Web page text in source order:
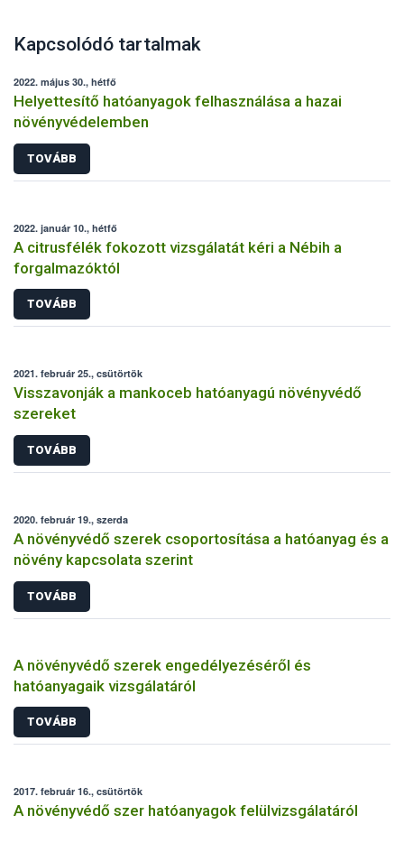
Kapcsolódó tartalmak
2022. május 30., hétfő
Helyettesítő hatóanyagok felhasználása a hazai
növényvédelemben
TOVÁBB
2022. január 10., hétfő
A citrusfélék fokozott vizsgálatát kéri a Nébih a
forgalmazóktól
TOVÁBB
2021. február 25., csütörtök
Visszavonják a mankoceb hatóanyagú növényvédő
szereket
TOVÁBB
2020. február 19., szerda
A növényvédő szerek csoportosítása a hatóanyag és a
növény kapcsolata szerint
TOVÁBB
A növényvédő szerek engedélyezéséről és
hatóanyagaik vizsgálatáról
TOVÁBB
2017. február 16., csütörtök
A növényvédő szer hatóanyagok felülvizsgálatáról